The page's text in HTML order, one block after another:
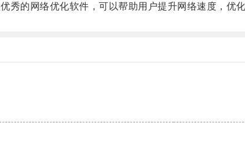
的网络优化软件，可以帮助用户提升网络速度，优